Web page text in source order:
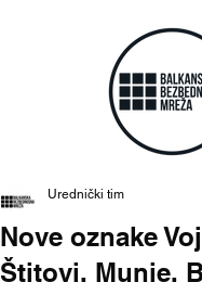
Nove oznake
Štitovi, Munje,
Urednički tim